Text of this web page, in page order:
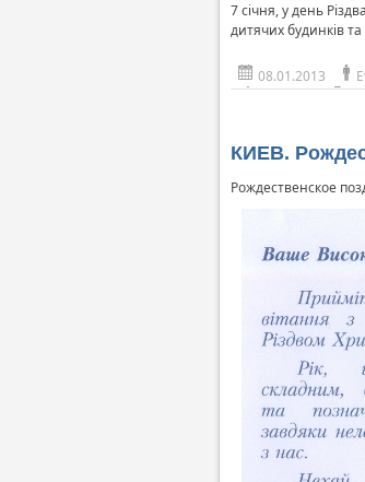
7 січня, у день
дитячих будинків та
08.01.2013
КИЕВ.
Рождественское